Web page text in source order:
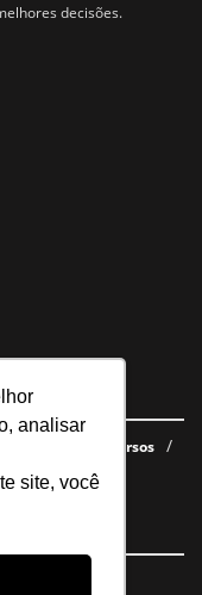
analisar
site, você
decisões.
gratuitos
Cursos